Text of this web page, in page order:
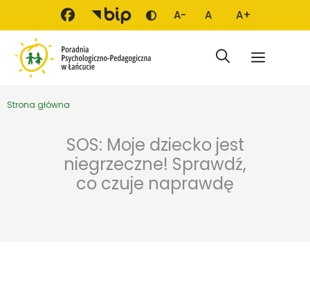
Przejdź do treści
Zmień kontrast
A-
Mniejsza czcionka
A
Domyślna czcionka
A+
Większa
Menu
Strona główna
SOS: Moje dziecko jest
niegrzeczne! Sprawdź,
co czuje naprawdę